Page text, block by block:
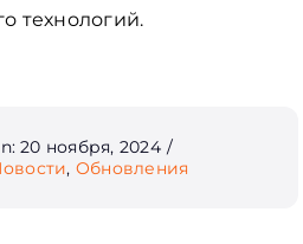
технологий.
20 ноября, 2024 /
, Обновления